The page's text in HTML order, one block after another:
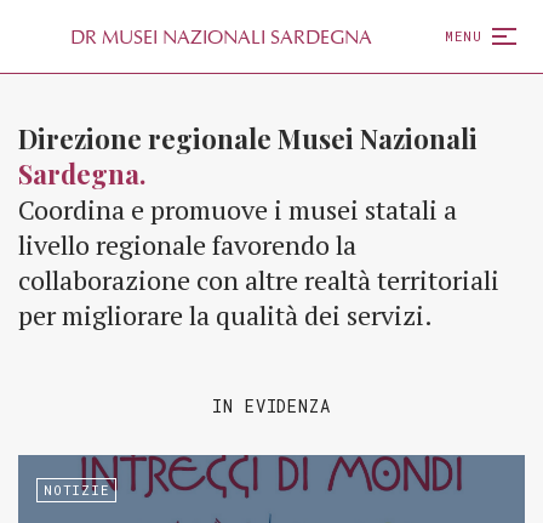
DR MUSEI NAZIONALI SARDEGNA MENU
Direzione regionale Musei Nazionali
Sardegna.
Coordina e promuove i musei statali a
livello regionale favorendo la
collaborazione con altre realtà territoriali
per migliorare la qualità dei servizi.
IN EVIDENZA
NOTIZIE